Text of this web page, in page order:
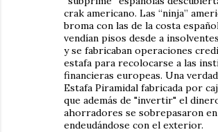
crak americano. Las “ninja”
broma con las de la costa
vendían pisos desde a
y se fabricaban operaciones
estafa para recolocarse a las
financieras europeas. Una
Estafa Piramidal fabricada por
que además de "invertir" el
ahorradores se sobrepasaron en
endeudándose con el exterior.